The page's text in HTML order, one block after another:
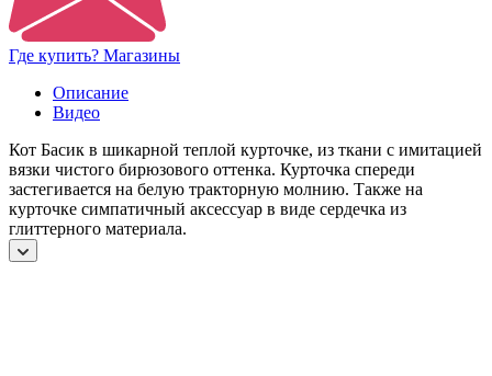
Где купить? Магазины
Описание
Видео
Кот Басик в шикарной теплой курточке, из ткани с имитацией
вязки чистого бирюзового оттенка. Курточка спереди
застегивается на белую тракторную молнию. Также на
курточке симпатичный аксессуар в виде сердечка из
глиттерного материала.